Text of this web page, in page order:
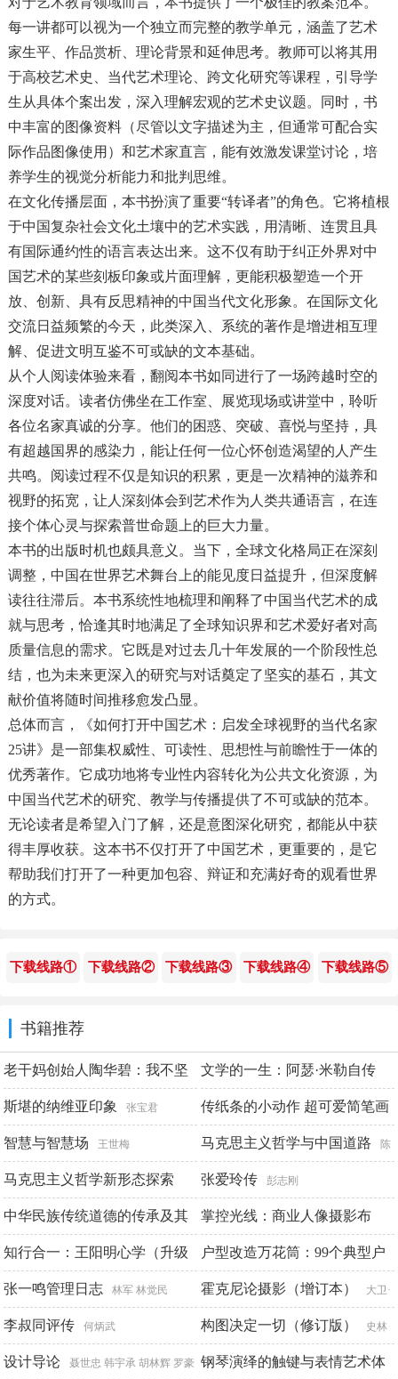
每一讲都可以视为一个独立而完整的教学单元，涵盖了艺术
家生平、作品赏析、理论背景和延伸思考。教师可以将其用
于高校艺术史、当代艺术理论、跨文化研究等课程，引导学
生从具体个案出发，深入理解宏观的艺术史议题。同时，书
中丰富的图像资料（尽管以文字描述为主，但通常可配合实
际作品图像使用）和艺术家直言，能有效激发课堂讨论，培
养学生的视觉分析能力和批判思维。
在文化传播层面，本书扮演了重要“转译者”的角色。它将植根
于中国复杂社会文化土壤中的艺术实践，用清晰、连贯且具
有国际通约性的语言表达出来。这不仅有助于纠正外界对中
国艺术的某些刻板印象或片面理解，更能积极塑造一个开
放、创新、具有反思精神的中国当代文化形象。在国际文化
交流日益频繁的今天，此类深入、系统的著作是增进相互理
解、促进文明互鉴不可或缺的文本基础。
从个人阅读体验来看，翻阅本书如同进行了一场跨越时空的
深度对话。读者仿佛坐在工作室、展览现场或讲堂中，聆听
各位名家真诚的分享。他们的困惑、突破、喜悦与坚持，具
有超越国界的感染力，能让任何一位心怀创造渴望的人产生
共鸣。阅读过程不仅是知识的积累，更是一次精神的滋养和
视野的拓宽，让人深刻体会到艺术作为人类共通语言，在连
接个体心灵与探索普世命题上的巨大力量。
本书的出版时机也颇具意义。当下，全球文化格局正在深刻
调整，中国在世界艺术舞台上的能见度日益提升，但深度解
读往往滞后。本书系统性地梳理和阐释了中国当代艺术的成
就与思考，恰逢其时地满足了全球知识界和艺术爱好者对高
质量信息的需求。它既是对过去几十年发展的一个阶段性总
结，也为未来更深入的研究与对话奠定了坚实的基石，其文
献价值将随时间推移愈发凸显。
总体而言，《如何打开中国艺术：启发全球视野的当代名家
25讲》是一部集权威性、可读性、思想性与前瞻性于一体的
优秀著作。它成功地将专业性内容转化为公共文化资源，为
中国当代艺术的研究、教学与传播提供了不可或缺的范本。
无论读者是希望入门了解，还是意图深化研究，都能从中获
得丰厚收获。这本书不仅打开了中国艺术，更重要的，是它
帮助我们打开了一种更加包容、辩证和充满好奇的观看世界
的方式。
下载线路① 下载线路② 下载线路③ 下载线路④ 下载线路⑤
书籍推荐
老干妈创始人陶华碧：我不坚
强，就没得饭吃 张立娜
文学的一生：阿瑟·米勒自传
[美]阿瑟·米勒
斯堪的纳维亚印象 张宝君 传纸条的小动作 超可爱简笔画
火柴人素材集 陈富贵
智慧与智慧场 王世梅 马克思主义哲学与中国道路 陈
学明 姜国敏
马克思主义哲学新形态探索
（增订版）下卷 马俊峰
张爱玲传 彭志刚
中华民族传统道德的传承及其
当代价值 张晓昀
掌控光线：商业人像摄影布
光、实战与后期（全彩） 隋晓
龙
知行合一：王阳明心学（升级
图解版） 圣铎
户型改造万花筒：99个典型户
型的改造设计图解 黄溜 歆静 等编
著
张一鸣管理日志 林军 林觉民 霍克尼论摄影（增订本） 大卫·
霍克尼 保罗·乔伊斯
李叔同评传 何炳武 构图决定一切（修订版） 史林
平
设计导论 聂世忠 韩宇承 胡林辉 罗豪 钢琴演绎的触键与表情艺术体